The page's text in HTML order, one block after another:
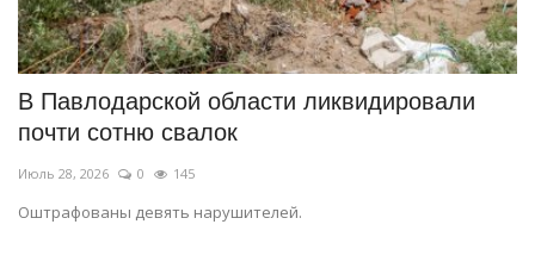
В Павлодарской области ликвидировали
почти сотню свалок
Июль 28, 2026 0 145
Оштрафованы девять нарушителей.